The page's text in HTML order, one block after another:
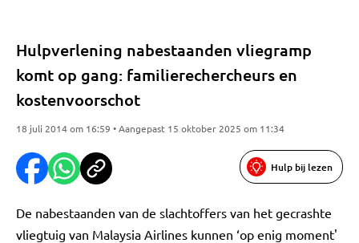
Hulpverlening nabestaanden vliegramp
komt op gang: familierechercheurs en
kostenvoorschot
18 juli 2014 om 16:59 • Aangepast 15 oktober 2025 om 11:34
Hulp bij lezen
De nabestaanden van de slachtoffers van het gecrashte
vliegtuig van Malaysia Airlines kunnen ‘op enig moment'